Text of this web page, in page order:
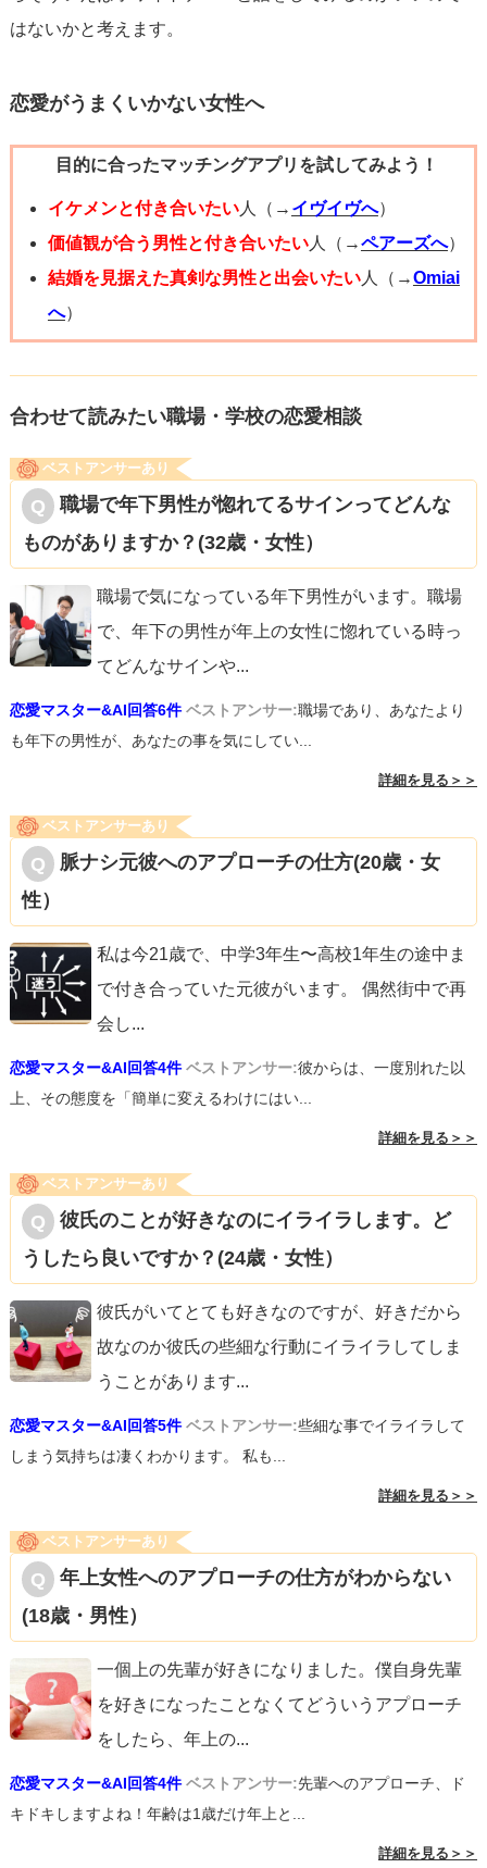
はないかと考えます。
恋愛がうまくいかない女性へ
目的に合ったマッチングアプリを試してみよう！
イケメンと付き合いたい人（→ イヴイヴへ）
価値観が合う男性と付き合いたい人（→ペアーズへ）
結婚を見据えた真剣な男性と出会いたい人（→Omiai
へ）
合わせて読みたい職場・学校の恋愛相談
ベストアンサーあり
職場で年下男性が惚れてるサインってどんな
ものがありますか？(32歳・女性）
職場で気になっている年下男性がいます。職場
で、年下の男性が年上の女性に惚れている時っ
てどんなサインや...
恋愛マスター&AI回答6件 ベストアンサー:職場であり、あなたより
も年下の男性が、あなたの事を気にしてい...
詳細を見る＞＞
ベストアンサーあり
脈ナシ元彼へのアプローチの仕方(20歳・女
性）
私は今21歳で、中学3年生〜高校1年生の途中ま
で付き合っていた元彼がいます。 偶然街中で再
会し...
恋愛マスター&AI回答4件 ベストアンサー:彼からは、一度別れた以
上、その態度を「簡単に変えるわけにはい...
詳細を見る＞＞
ベストアンサーあり
彼氏のことが好きなのにイライラします。ど
うしたら良いですか？(24歳・女性）
彼氏がいてとても好きなのですが、好きだから
故なのか彼氏の些細な行動にイライラしてしま
うことがあります...
恋愛マスター&AI回答5件 ベストアンサー:些細な事でイライラして
しまう気持ちは凄くわかります。 私も...
詳細を見る＞＞
ベストアンサーあり
年上女性へのアプローチの仕方がわからない
(18歳・男性）
一個上の先輩が好きになりました。僕自身先輩
を好きになったことなくてどういうアプローチ
をしたら、年上の...
恋愛マスター&AI回答4件 ベストアンサー:先輩へのアプローチ、ド
キドキしますよね！年齢は1歳だけ年上と...
詳細を見る＞＞